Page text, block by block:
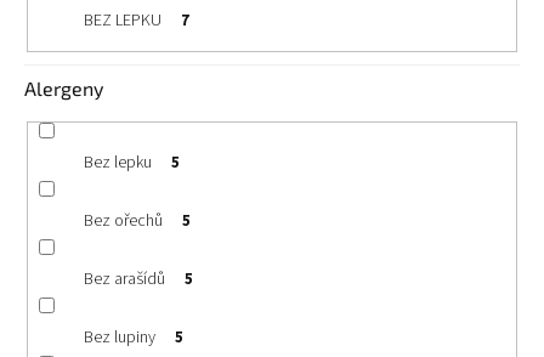
BEZ LEPKU 7
Alergeny
Bez lepku 5
Bez ořechů 5
Bez arašídů 5
Bez lupiny 5